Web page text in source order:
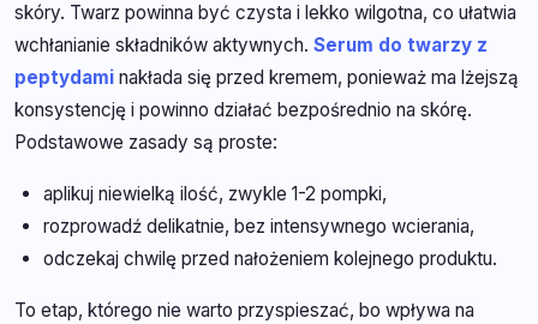
skóry. Twarz powinna być czysta i lekko wilgotna, co ułatwia
wchłanianie składników aktywnych. Serum do twarzy z
peptydami nakłada się przed kremem, ponieważ ma lżejszą
konsystencję i powinno działać bezpośrednio na skórę.
Podstawowe zasady są proste:
aplikuj niewielką ilość, zwykle 1-2 pompki,
rozprowadź delikatnie, bez intensywnego wcierania,
odczekaj chwilę przed nałożeniem kolejnego produktu.
To etap, którego nie warto przyspieszać, bo wpływa na